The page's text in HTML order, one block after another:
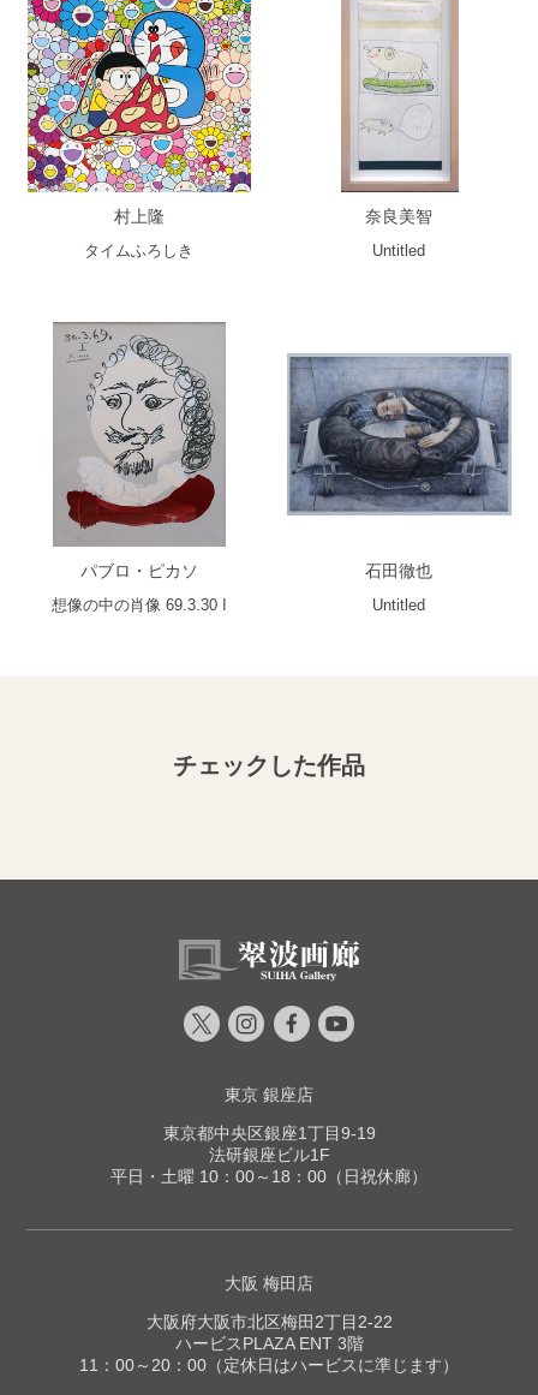
村上隆
タイムふろしき
奈良美智
Untitled
パブロ・ピカソ
想像の中の肖像 69.3.30 I
石田徹也
Untitled
チェックした作品
東京 銀座店
東京都中央区銀座1丁目9-19
法研銀座ビル1F
平日・土曜 10：00～18：00（日祝休廊）
大阪 梅田店
大阪府大阪市北区梅田2丁目2-22
ハービスPLAZA ENT 3階
11：00～20：00（定休日はハービスに準じます）